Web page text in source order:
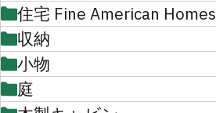
住宅 Fine American Homes
収納
小物
庭